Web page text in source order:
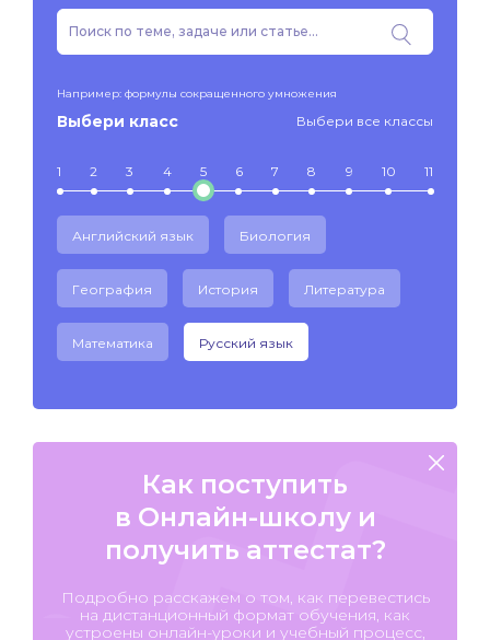
Например: формулы сокращенного умножения
Выбери класс Выбери все классы
1 2 3 4 5 6 7 8 9 10 11
Английский язык Биология
География История Литература
Математика Русский язык
Как поступить
в Онлайн-школу и
получить аттестат?
Подробно расскажем о том, как перевестись
на дистанционный формат обучения, как
устроены онлайн-уроки и учебный процесс,